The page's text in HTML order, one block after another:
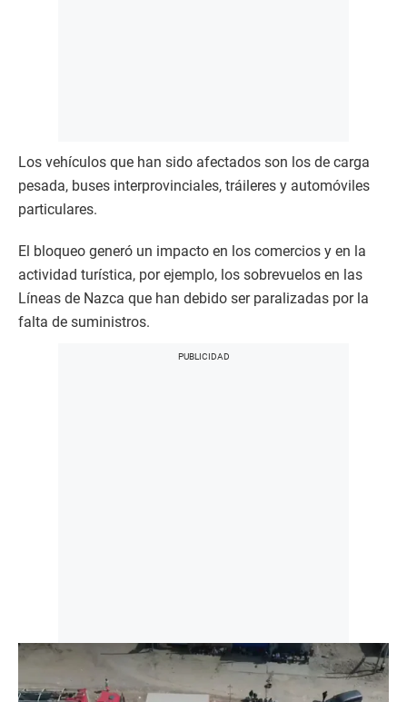
Los vehículos que han sido afectados son los de carga
pesada, buses interprovinciales, tráileres y automóviles
particulares.
El bloqueo generó un impacto en los comercios y en la
actividad turística, por ejemplo, los sobrevuelos en las
Líneas de Nazca que han debido ser paralizadas por la
falta de suministros.